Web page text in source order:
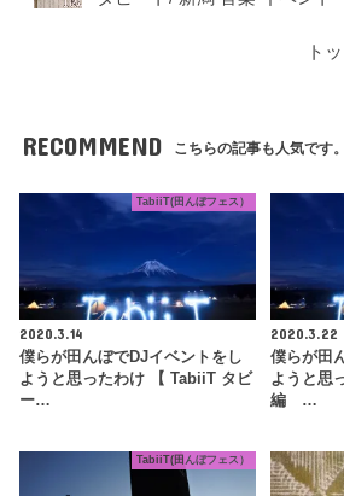
ト
RECOMMEND こちらの記事も人気です。
TabiiT(田んぼフェス）
2020.3.14
僕らが田んぼでDJイベントをし
ようと思ったわけ 【 TabiiT タビ
ー…
2020.3.22
僕らが田
ようと思
編 …
TabiiT(田んぼフェス）